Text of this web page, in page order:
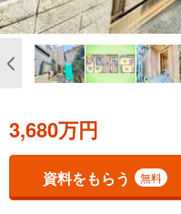
3,680万円
資料をもらう 無料